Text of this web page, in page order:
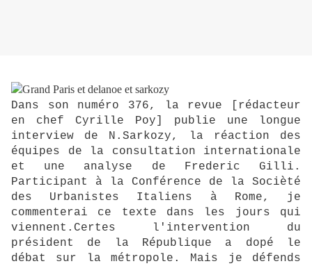
Dans son numéro 376, la revue [rédacteur
en chef Cyrille Poy] publie une longue
interview de N.Sarkozy, la réaction des
équipes de la consultation internationale
et une analyse de Frederic Gilli.
Participant à la Conférence de la Socièté
des Urbanistes Italiens à Rome, je
commenterai ce texte dans les jours qui
viennent.Certes l'intervention du
président de la République a dopé le
débat sur la métropole. Mais je défends